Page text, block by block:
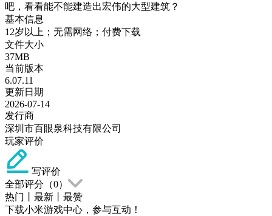
吧，看看能不能建造出宏伟的大型建筑？
基本信息
12岁以上；无需网络；付费下载
文件大小
37MB
当前版本
6.07.11
更新日期
2026-07-14
发行商
深圳市百眼泉科技有限公司
玩家评价
写评价
全部评分（0）
热门
最新
最赞
下载小米游戏中心，参与互动！